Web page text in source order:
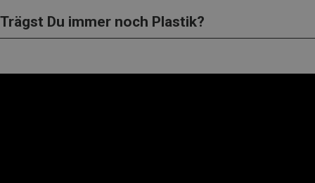
Trägst Du immer noch Plastik?